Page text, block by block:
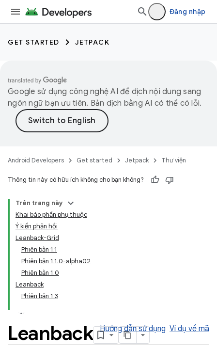
Đăng nhập
GET STARTED JETPACK
Google sử dụng công nghệ AI để dịch nội dung sang
ngôn ngữ bạn ưu tiên. Bản dịch bằng AI có thể có lỗi.
Android Developers Get started Jetpack Thư viện
Thông tin này có hữu ích không cho bạn không?
Trên trang này
Khai báo phần phụ thuộc
Ý kiến phản hồi
Leanback-Grid
Phiên bản 1.1
Phiên bản 1.1.0-alpha02
Phiên bản 1.0
Leanback
Phiên bản 1.3
Leanback Hướng dẫn sử dụng Ví dụ về mã